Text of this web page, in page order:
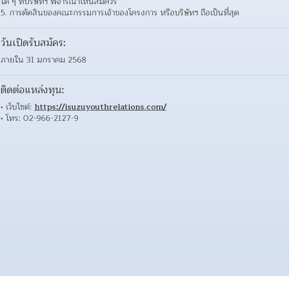
5. การตัดสินของคณะกรรมการเจ้าของโครงการ หรือบริษัทฯ ถือเป็นที่สุด
วันเปิดรับสมัคร:
ภายใน 31 มกราคม 2568
ติดต่อแหล่งทุน:
เว็บไซต์: https://isuzuyouthrelations.com/
โทร: 02-966-2127-9